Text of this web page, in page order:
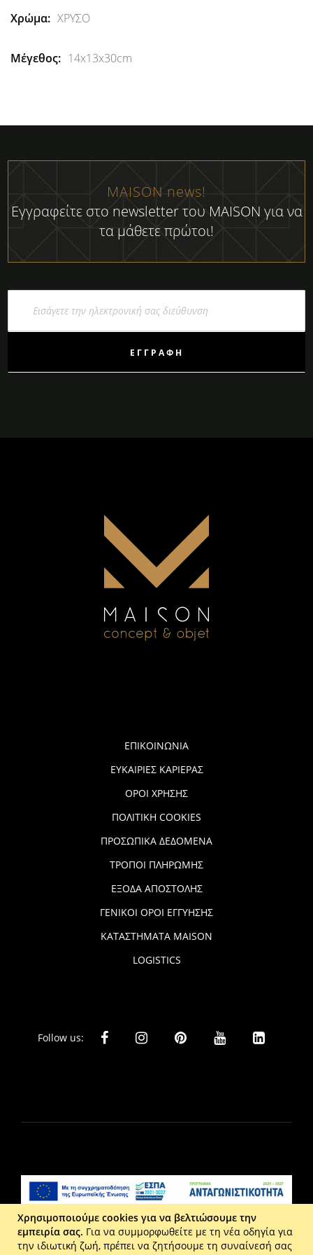
ΧΡΥΣΟ
14x13x30cm
MAISON news!
Εγγραφείτε στο newsletter του MAISON για να
τα μάθετε πρώτοι!
ΕΓΓΡΑΦΉ
ΕΠΙΚΟΙΝΩΝΙΑ
ΕΥΚΑΙΡΙΕΣ ΚΑΡΙΕΡΑΣ
ΟΡΟΙ ΧΡΗΣΗΣ
ΠΟΛΙΤΙΚΗ COOKIES
ΠΡΟΣΩΠΙΚΑ ΔΕΔΟΜΕΝΑ
ΤΡΟΠΟΙ ΠΛΗΡΩΜΗΣ
ΕΞΟΔΑ ΑΠΟΣΤΟΛΗΣ
ΓΕΝΙΚΟΙ ΟΡΟΙ ΕΓΓΥΗΣΗΣ
ΚΑΤΑΣΤΗΜΑΤΑ MAISON
LOGISTICS
Follow us:
Liberta Ε.Π.Ε. - Τ: 2610 201 800 - Ε: eshop@maison.gr -
Χρησιμοποιούμε cookies για να βελτιώσουμε την
εμπειρία σας. Για να συμμορφωθείτε με τη νέα οδηγία για
την ιδιωτική ζωή, πρέπει να ζητήσουμε τη συναίνεσή σας